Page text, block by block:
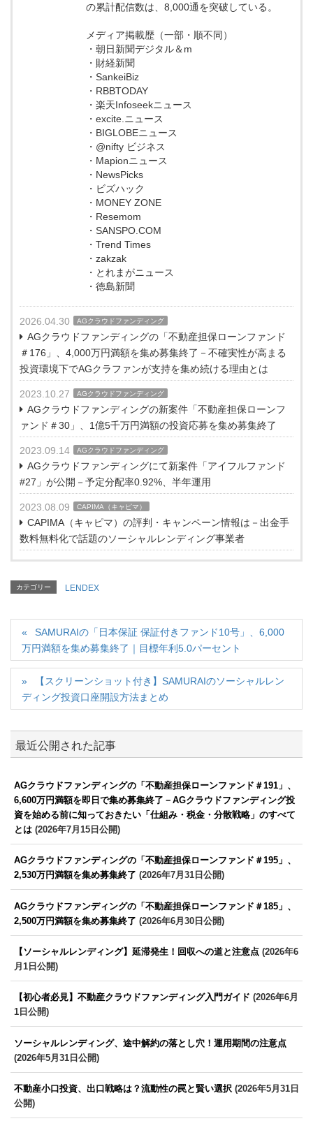
の累計配信数は、8,000通を突破している。
メディア掲載歴（一部・順不同）
・朝日新聞デジタル＆m
・財経新聞
・SankeiBiz
・RBBTODAY
・楽天Infoseekニュース
・excite.ニュース
・BIGLOBEニュース
・@nifty ビジネス
・Mapionニュース
・NewsPicks
・ビズハック
・MONEY ZONE
・Resemom
・SANSPO.COM
・Trend Times
・zakzak
・とれまがニュース
・徳島新聞
2026.04.30 AGクラウドファンディング
AGクラウドファンディングの「不動産担保ローンファンド
＃176」、4,000万円満額を集め募集終了－不確実性が高まる
投資環境下でAGクラファンが支持を集め続ける理由とは
2023.10.27 AGクラウドファンディング
AGクラウドファンディングの新案件「不動産担保ローンフ
ァンド＃30」、1億5千万円満額の投資応募を集め募集終了
2023.09.14 AGクラウドファンディング
AGクラウドファンディングにて新案件「アイフルファンド
#27」が公開－予定分配率0.92%、半年運用
2023.08.09 CAPIMA（キャピマ）
CAPIMA（キャピマ）の評判・キャンペーン情報は－出金手
数料無料化で話題のソーシャルレンディング事業者
カテゴリー LENDEX
SAMURAIの「日本保証 保証付きファンド10号」、6,000
万円満額を集め募集終了｜目標年利5.0パーセント
【スクリーンショット付き】SAMURAIのソーシャルレン
ディング投資口座開設方法まとめ
最近公開された記事
AGクラウドファンディングの「不動産担保ローンファンド＃191」、
6,600万円満額を即日で集め募集終了－AGクラウドファンディング投
資を始める前に知っておきたい「仕組み・税金・分散戦略」のすべて
とは (2026年7月15日公開)
AGクラウドファンディングの「不動産担保ローンファンド＃195」、
2,530万円満額を集め募集終了 (2026年7月31日公開)
AGクラウドファンディングの「不動産担保ローンファンド＃185」、
2,500万円満額を集め募集終了 (2026年6月30日公開)
【ソーシャルレンディング】延滞発生！回収への道と注意点 (2026年6
月1日公開)
【初心者必見】不動産クラウドファンディング入門ガイド (2026年6月
1日公開)
ソーシャルレンディング、途中解約の落とし穴！運用期間の注意点
(2026年5月31日公開)
不動産小口投資、出口戦略は？流動性の罠と賢い選択 (2026年5月31日
公開)